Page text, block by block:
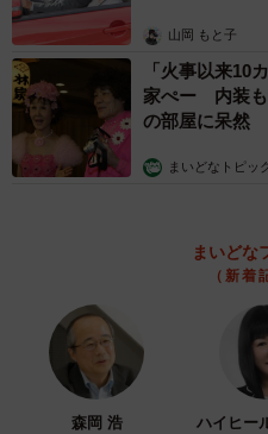
ャンネル「へんないきものちゃんね
消費者が”だまされてい
今回のろうさんの投稿に対
山岡 もと子
「火事以来10
家ぺー 内装も
の部屋に呆然
まいどなトピッ
まいどな
（新着
森岡 浩 ハイヒー